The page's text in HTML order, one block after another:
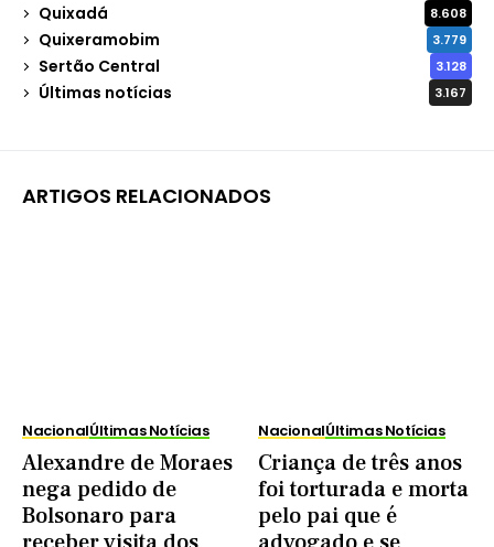
Quixadá 8.608
Quixeramobim 3.779
Sertão Central 3.128
Últimas notícias 3.167
ARTIGOS RELACIONADOS
NacionalÚltimas Notícias
Alexandre de Moraes
nega pedido de
Bolsonaro para
NacionalÚltimas Notícias
Criança de três anos
foi torturada e morta
pelo pai que é